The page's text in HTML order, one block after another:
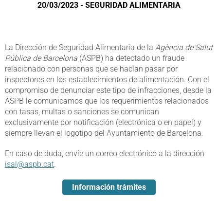
20/03/2023 - SEGURIDAD ALIMENTARIA
La Dirección de Seguridad Alimentaria de la Agència de Salut
Pública de Barcelona (ASPB) ha detectado un fraude
relacionado con personas que se hacían pasar por
inspectores en los establecimientos de alimentación. Con el
compromiso de denunciar este tipo de infracciones, desde la
ASPB le comunicamos que los requerimientos relacionados
con tasas, multas o sanciones se comunican
exclusivamente por notificación (electrónica o en papel) y
siempre llevan el logotipo del Ayuntamiento de Barcelona.
En caso de duda, envíe un correo electrónico a la dirección
isal@aspb.cat.
Información trámites